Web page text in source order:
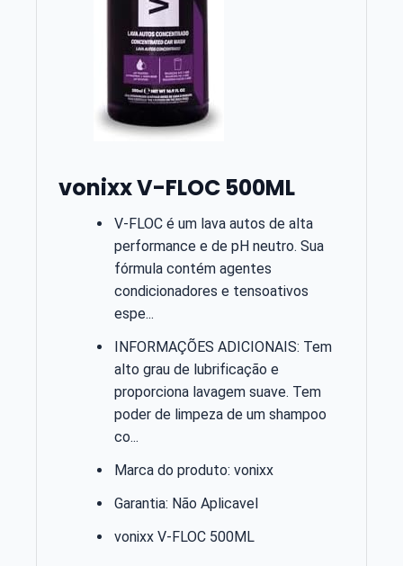
vonixx V-FLOC 500ML
V-FLOC é um lava autos de alta
performance e de pH neutro. Sua
fórmula contém agentes
condicionadores e tensoativos
espe...
INFORMAÇÕES ADICIONAIS: Tem
alto grau de lubrificação e
proporciona lavagem suave. Tem
poder de limpeza de um shampoo
co...
Marca do produto: vonixx
Garantia: Não Aplicavel
vonixx V-FLOC 500ML